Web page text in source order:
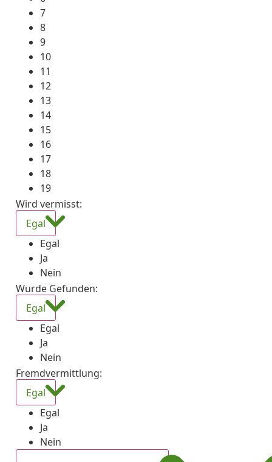
7
8
9
10
11
12
13
14
15
16
17
18
19
Wird vermisst:
Egal
Egal
Ja
Nein
Wurde Gefunden:
Egal
Egal
Ja
Nein
Fremdvermittlung:
Egal
Egal
Ja
Nein